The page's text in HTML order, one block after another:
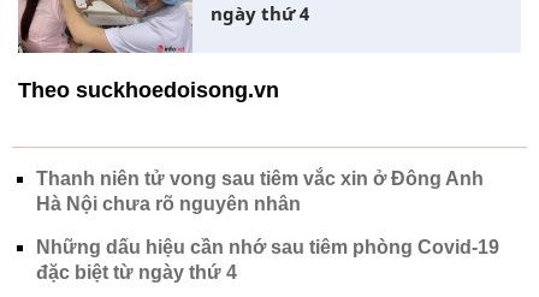
ngày thứ 4
Theo suckhoedoisong.vn
Thanh niên tử vong sau tiêm vắc xin ở Đông Anh
Hà Nội chưa rõ nguyên nhân
Những dấu hiệu cần nhớ sau tiêm phòng Covid-19
đặc biệt từ ngày thứ 4